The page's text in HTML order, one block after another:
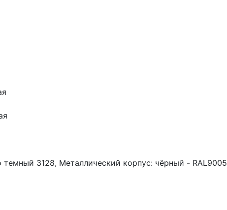
3128, Металлический корпус: чёрный - RAL9005